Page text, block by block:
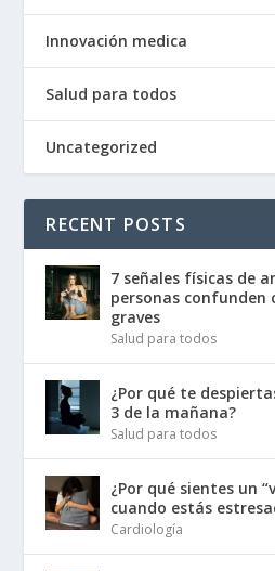
Innovación medica
Salud para todos
Uncategorized
RECENT POSTS
7 señales físicas de
personas confunden
graves
Salud para todos
¿Por qué te
3 de la mañana?
Salud para todos
¿Por qué sientes un
cuando estás
Cardiología